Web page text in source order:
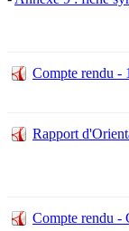
Compte rendu -
Rapport
Compte rendu -